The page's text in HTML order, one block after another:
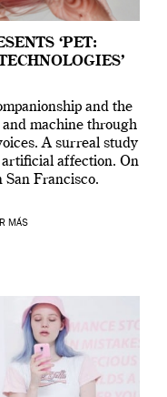
‘PET:
and the
machine through
A surreal study
affection. On
Francisco.
MÁS